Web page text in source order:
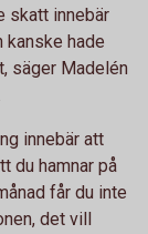
skatt innebär
kanske hade
säger Madelén
innebär att
du hamnar på
får du inte
det vill